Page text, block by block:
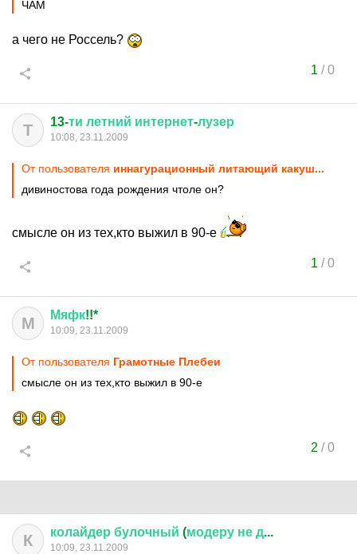
ЧАМ
а чего не Россель?
1 /0
Т 13-ти летний интернет-лузер
10:08, 23.11.2009
От пользователя иннагурационный литающий какуш...
дивиностова года рождения чтоле он?
смысле он из тех,кто выжил в 90-е
1 /0
М Мяфк!!*
10:09, 23.11.2009
От пользователя Грамотные Плебеи
смысле он из тех,кто выжил в 90-е
2 /0
К колайдер булочный (модеру не д...
10:09, 23.11.2009